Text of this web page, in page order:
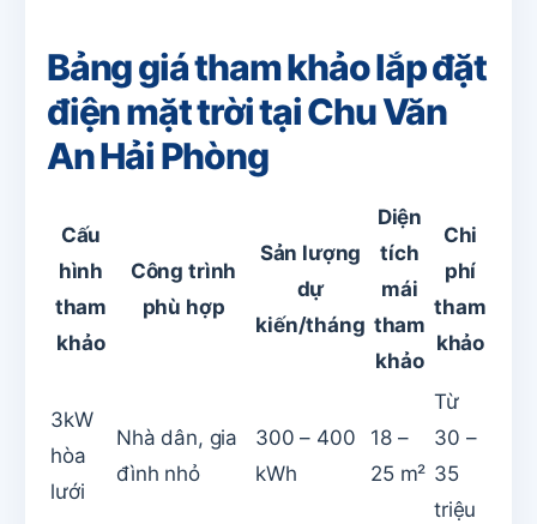
Bảng giá tham khảo lắp đặt
điện mặt trời tại Chu Văn
An Hải Phòng
Cấu
hình
tham
khảo
Công trình
phù hợp
Sản lượng
dự
kiến/tháng
Diện
tích
mái
tham
khảo
Chi
phí
tham
khảo
3kW
hòa
lưới
Nhà dân, gia
đình nhỏ
300 – 400
kWh
18 –
25 m²
Từ
30 –
35
triệu